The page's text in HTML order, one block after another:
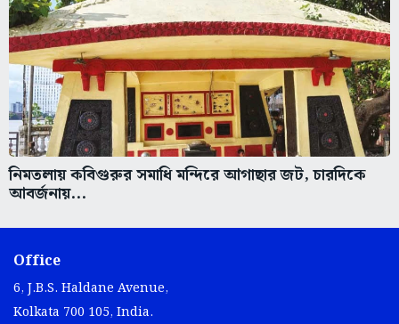
নিমতলায় কবিগুরুর সমাধি মন্দিরে আগাছার জট, চারদিকে
আবর্জনায়...
Office
6, J.B.S. Haldane Avenue,
Kolkata 700 105, India.